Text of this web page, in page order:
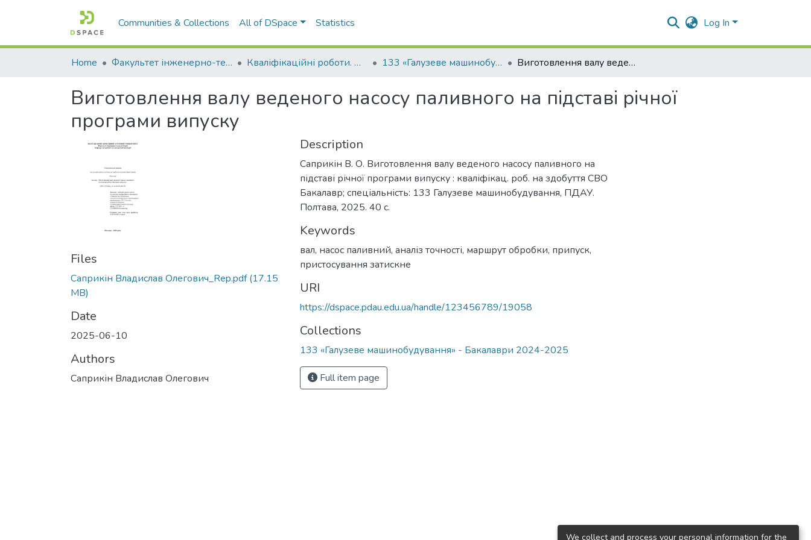
Communities & Collections All of DSpace Statistics Log In
Home Факультет інженерно-технологічний Кваліфікаційні роботи. Факультет інженерно-технологічний 133 «Галузеве машинобудування» - Бакалаври 2024-2025 Виготовлення валу веденого насосу паливного на підставі річної програми випуску
Виготовлення валу веденого насосу паливного на підставі річної
програми випуску
Files
Саприкін Владислав Олегович_Rep.pdf(17.15
MB)
Date
2025-06-10
Authors
Саприкін Владислав Олегович
Description
Саприкін В. О. Виготовлення валу веденого насосу паливного на
підставі річної програми випуску : кваліфікац. роб. на здобуття СВО
Бакалавр; спеціальність: 133 Галузеве машинобудування, ПДАУ.
Полтава, 2025. 40 с.
Keywords
вал, насос паливний, аналіз точності, маршрут обробки, припуск,
пристосування затискне
URI
https://dspace.pdau.edu.ua/handle/123456789/19058
Collections
133 «Галузеве машинобудування» - Бакалаври 2024-2025
Full item page
We collect and process your personal information for the